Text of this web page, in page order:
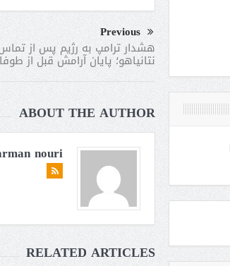
Previous
هشدار ترامپ به رژیم پس از
نتانیاهو؛ پایان آرامش قبل از
ABOUT THE AUTHOR
nouri
RELATED ARTICLES